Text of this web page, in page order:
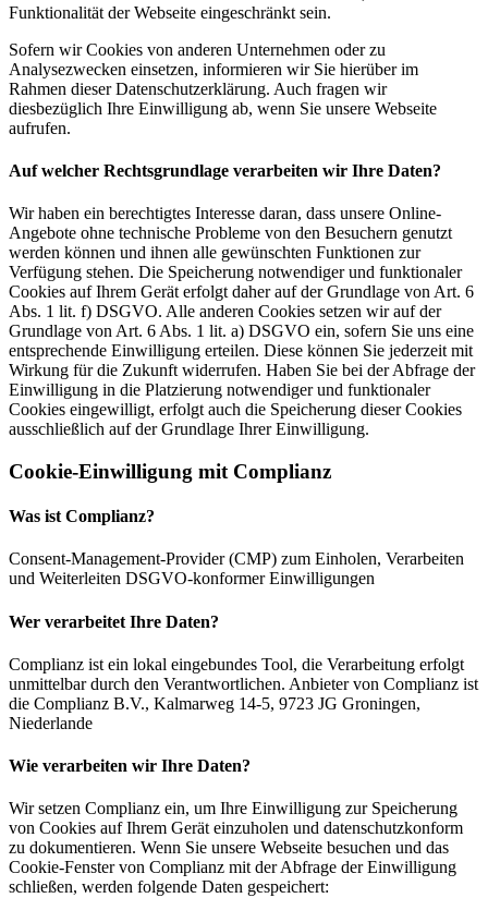
Funktionalität der Webseite eingeschränkt sein.
Sofern wir Cookies von anderen Unternehmen oder zu
Analysezwecken einsetzen, informieren wir Sie hierüber im
Rahmen dieser Datenschutzerklärung. Auch fragen wir
diesbezüglich Ihre Einwilligung ab, wenn Sie unsere Webseite
aufrufen.
Auf welcher Rechtsgrundlage verarbeiten wir Ihre Daten?
Wir haben ein berechtigtes Interesse daran, dass unsere Online-
Angebote ohne technische Probleme von den Besuchern genutzt
werden können und ihnen alle gewünschten Funktionen zur
Verfügung stehen. Die Speicherung notwendiger und funktionaler
Cookies auf Ihrem Gerät erfolgt daher auf der Grundlage von Art. 6
Abs. 1 lit. f) DSGVO. Alle anderen Cookies setzen wir auf der
Grundlage von Art. 6 Abs. 1 lit. a) DSGVO ein, sofern Sie uns eine
entsprechende Einwilligung erteilen. Diese können Sie jederzeit mit
Wirkung für die Zukunft widerrufen. Haben Sie bei der Abfrage der
Einwilligung in die Platzierung notwendiger und funktionaler
Cookies eingewilligt, erfolgt auch die Speicherung dieser Cookies
ausschließlich auf der Grundlage Ihrer Einwilligung.
Cookie-Einwilligung mit Complianz
Was ist Complianz?
Consent-Management-Provider (CMP) zum Einholen, Verarbeiten
und Weiterleiten DSGVO-konformer Einwilligungen
Wer verarbeitet Ihre Daten?
Complianz ist ein lokal eingebundes Tool, die Verarbeitung erfolgt
unmittelbar durch den Verantwortlichen. Anbieter von Complianz ist
die Complianz B.V., Kalmarweg 14-5, 9723 JG Groningen,
Niederlande
Wie verarbeiten wir Ihre Daten?
Wir setzen Complianz ein, um Ihre Einwilligung zur Speicherung
von Cookies auf Ihrem Gerät einzuholen und datenschutzkonform
zu dokumentieren. Wenn Sie unsere Webseite besuchen und das
Cookie-Fenster von Complianz mit der Abfrage der Einwilligung
schließen, werden folgende Daten gespeichert: